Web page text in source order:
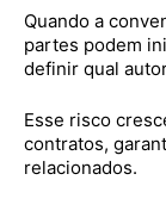
Quando a
partes podem
definir qual
Esse risco
contratos,
relacionados.